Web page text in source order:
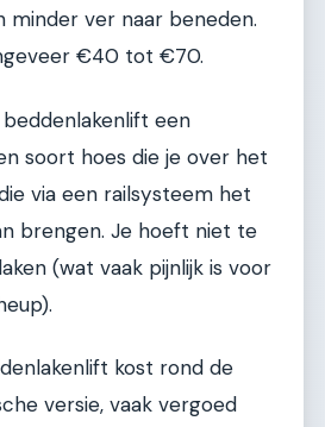
minder ver naar beneden.
€40 tot €70.
een
soort hoes die je over het
via een railsysteem het
brengen. Je hoeft niet te
(wat vaak pijnlijk is voor
kost rond de
versie, vaak vergoed